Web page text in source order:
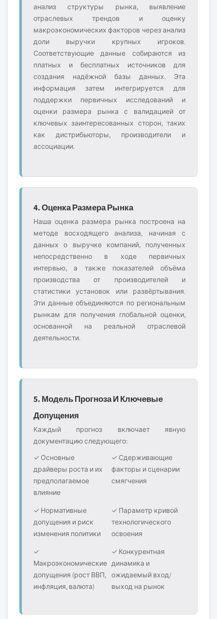
анализ структуры рынка, выявление
отраслевых трендов и оценку
макроэкономических факторов через анализ
доли выручки крупных игроков.
Соответствующие данные собираются из
платных и бесплатных источников для
создания надёжной базы данных. Эта
информация затем интегрируется для
поддержки первичных исследований и
оценки размера рынка с валидацией от
ключевых заинтересованных сторон, таких
как дистрибьюторы, производители и
ассоциации.
4. Оценка Размера Рынка
Наша оценка размера рынка построена на
методе восходящего анализа, начиная с
данных о выручке компаний, полученных
непосредственно в ходе первичных
интервью, а также показателей объёма
производства от производителей и
статистики установок или развёртывания.
Эти данные объединяются по региональным
рынкам для получения глобальной оценки,
основанной на реальной отраслевой
деятельности.
5. Модель Прогноза И Ключевые
Допущения
Каждый прогноз включает явную
документацию следующего:
✓ Основные
драйверы роста и их
предполагаемое
влияние
✓ Сдерживающие
факторы и сценарии
смягчения
✓ Нормативные
допущения и риск
изменения политики
✓ Параметр кривой
технологического
освоения
✓
Макроэкономические
допущения (рост ВВП,
инфляция, валюта)
✓ Конкурентная
динамика и
ожидаемый вход/
выход на рынок